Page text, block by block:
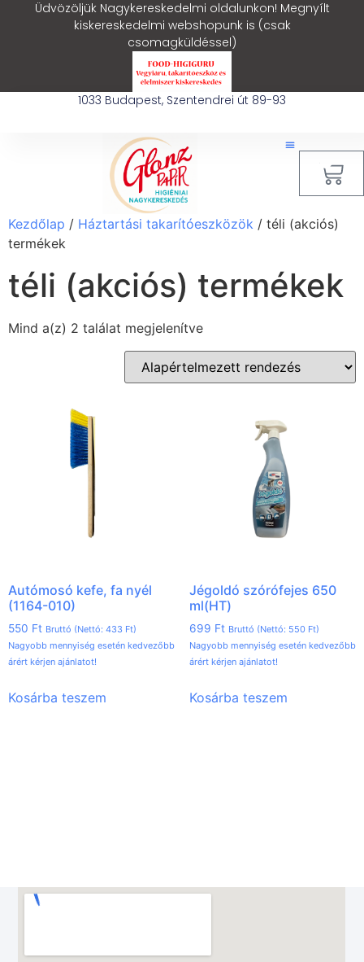
Üdvözöljük Nagykereskedelmi oldalunkon! Megnyílt
kiskereskedelmi webshopunk is (csak
csomagküldéssel)
1033 Budapest, Szentendrei út 89-93
Kezdőlap / Háztartási takarítóeszközök / téli (akciós)
termékek
téli (akciós) termékek
Mind a(z) 2 találat megjelenítve
Autómosó kefe, fa nyél
(1164-010)
550 Ft Bruttó (Nettó: 433 Ft)
Nagyobb mennyiség esetén kedvezőbb
árért kérjen ajánlatot!
Kosárba teszem
Jégoldó szórófejes 650
ml(HT)
699 Ft Bruttó (Nettó: 550 Ft)
Nagyobb mennyiség esetén kedvezőbb
árért kérjen ajánlatot!
Kosárba teszem